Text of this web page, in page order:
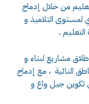
من خلال إدماج
لمستوى التلاميذ و
.
مشاريع لبناء و
النائية ، مع إدماج
تكوين جيل واع و